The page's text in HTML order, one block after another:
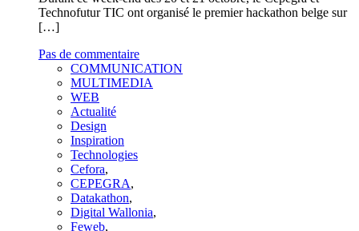
Technofutur TIC ont organisé le premier hackathon belge sur
[…]
Pas de commentaire
COMMUNICATION
MULTIMEDIA
WEB
Actualité
Design
Inspiration
Technologies
Cefora,
CEPEGRA,
Datakathon,
Digital Wallonia,
Feweb,